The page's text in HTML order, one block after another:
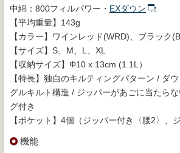
中綿：800フィルパワー・ EXダウン
【平均重量】143g
【カラー】ワインレッド(WRD)、ブラック
【サイズ】S、M、L、XL
【収納サイズ】Φ10 x 13cm (1.1L）
【特長】独自のキルティングパターン / ダ
グルキルト構造 / ジッパーがあごに当たら
グ付き
【ポケット】4個（ジッパー付き〈腰2〉、
機能